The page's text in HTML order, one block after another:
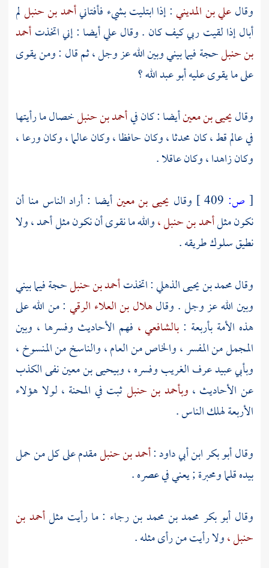
وقالعلي بن المديني: إذا ابتليت بشيء فأفتانيأحمد بن حنبللم
أبال إذا لقيت ربي كيف كان . وقال علي أيضا : إني اتخذتأحمد
بن حنبلحجة فيما بيني وبين الله عز وجل ، ثم قال : ومن يقوى
على ما يقوى عليهأبو عبد الله ؟
وقاليحيى بن معينأيضا : كان فيأحمد بن حنبلخصال ما رأيتها
في عالم قط ، كان محدثا ، وكان حافظا ، وكان عالما ، وكان ورعا ،
وكان زاهدا ، وكان عاقلا .
[ ص: وقال يحيى بن معينأيضا : أراد الناس منا أن
نكون مثلأحمد بن حنبل ،والله ما نقوى أن نكون مثلأحمد ،ولا
نطيق سلوك طريقه .
وقالمحمد بن يحيى الذهلي: اتخذتأحمد بن حنبلحجة فيما بيني
وبين الله عز وجل . وقالهلال بن العلاء الرقي : من الله على
هذه الأمة بأربعة : بالشافعي ، فهم الأحاديث وفسرها ، وبين
المجمل من المفسر ، والخاص من العام ، والناسخ من المنسوخ ،
وبأبي عبيدعرف الغريب وفسره ،وبيحيى بن معيننفى الكذب
عن الأحاديث ، وبأحمد بن حنبلثبت في المحنة ، لولا هؤلاء
الأربعة لهلك الناس .
وقالأبو بكر ابن أبي داود:أحمد بن حنبلمقدم على كل من حمل
بيده قلما ومحبرة ; يعني في عصره .
وقال أبو بكر محمد بن محمد بن رجاء : ما رأيت مثلأحمد بن
حنبل ،ولا رأيت من رأى مثله .